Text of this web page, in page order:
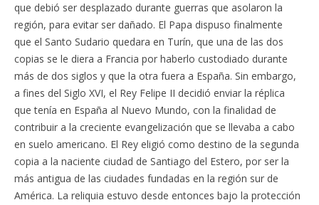
que debió ser desplazado durante guerras que asolaron la
región, para evitar ser dañado. El Papa dispuso finalmente
que el Santo Sudario quedara en Turín, que una de las dos
copias se le diera a Francia por haberlo custodiado durante
más de dos siglos y que la otra fuera a España. Sin embargo,
a fines del Siglo XVI, el Rey Felipe II decidió enviar la réplica
que tenía en España al Nuevo Mundo, con la finalidad de
contribuir a la creciente evangelización que se llevaba a cabo
en suelo americano. El Rey eligió como destino de la segunda
copia a la naciente ciudad de Santiago del Estero, por ser la
más antigua de las ciudades fundadas en la región sur de
América. La reliquia estuvo desde entonces bajo la protección